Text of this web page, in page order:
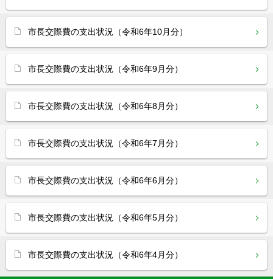
市長交際費の支出状況（令和6年10月分）
市長交際費の支出状況（令和6年9月分）
市長交際費の支出状況（令和6年8月分）
市長交際費の支出状況（令和6年7月分）
市長交際費の支出状況（令和6年6月分）
市長交際費の支出状況（令和6年5月分）
市長交際費の支出状況（令和6年4月分）